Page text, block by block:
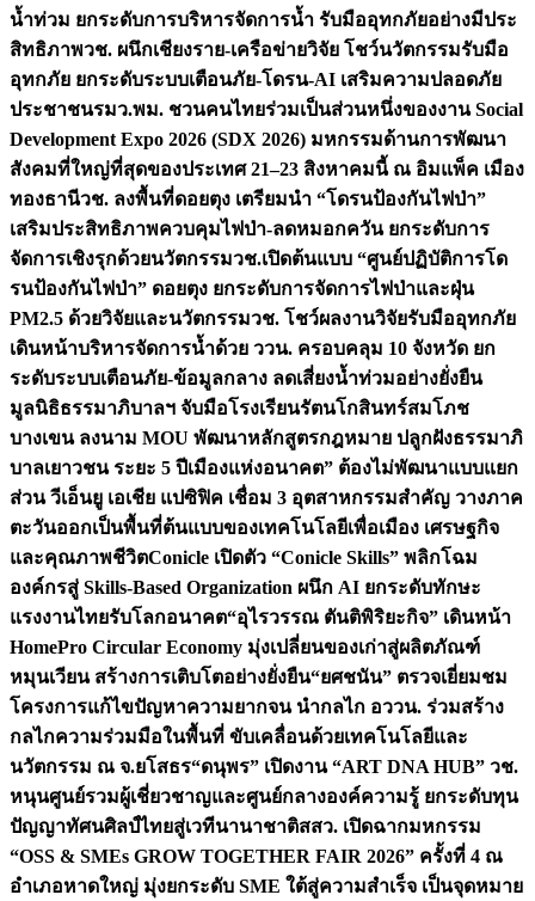
น้ำท่วม ยกระดับการบริหารจัดการน้ำ รับมืออุทกภัยอย่างมีประ
สิทธิภาพวช. ผนึกเชียงราย-เครือข่ายวิจัย โชว์นวัตกรรมรับมือ
อุทกภัย ยกระดับระบบเตือนภัย-โดรน-AI เสริมความปลอดภัย
ประชาชนรมว.พม. ชวนคนไทยร่วมเป็นส่วนหนึ่งของงาน Social
Development Expo 2026 (SDX 2026) มหกรรมด้านการพัฒนา
สังคมที่ใหญ่ที่สุดของประเทศ 21–23 สิงหาคมนี้ ณ อิมแพ็ค เมือง
ทองธานีวช. ลงพื้นที่ดอยตุง เตรียมนำ “โดรนป้องกันไฟป่า”
เสริมประสิทธิภาพควบคุมไฟป่า-ลดหมอกควัน ยกระดับการ
จัดการเชิงรุกด้วยนวัตกรรมวช.เปิดต้นแบบ “ศูนย์ปฏิบัติการโด
รนป้องกันไฟป่า” ดอยตุง ยกระดับการจัดการไฟป่าและฝุ่น
PM2.5 ด้วยวิจัยและนวัตกรรมวช. โชว์ผลงานวิจัยรับมืออุทกภัย
เดินหน้าบริหารจัดการน้ำด้วย ววน. ครอบคลุม 10 จังหวัด ยก
ระดับระบบเตือนภัย-ข้อมูลกลาง ลดเสี่ยงน้ำท่วมอย่างยั่งยืน
มูลนิธิธรรมาภิบาลฯ จับมือโรงเรียนรัตนโกสินทร์สมโภช
บางเขน ลงนาม MOU พัฒนาหลักสูตรกฎหมาย ปลูกฝังธรรมาภิ
บาลเยาวชน ระยะ 5 ปีเมืองแห่งอนาคต” ต้องไม่พัฒนาแบบแยก
ส่วน วีเอ็นยู เอเชีย แปซิฟิค เชื่อม 3 อุตสาหกรรมสำคัญ วางภาค
ตะวันออกเป็นพื้นที่ต้นแบบของเทคโนโลยีเพื่อเมือง เศรษฐกิจ
และคุณภาพชีวิตConicle เปิดตัว “Conicle Skills” พลิกโฉม
องค์กรสู่ Skills-Based Organization ผนึก AI ยกระดับทักษะ
แรงงานไทยรับโลกอนาคต“อุไรวรรณ ตันติพิริยะกิจ” เดินหน้า
HomePro Circular Economy มุ่งเปลี่ยนของเก่าสู่ผลิตภัณฑ์
หมุนเวียน สร้างการเติบโตอย่างยั่งยืน“ยศชนัน” ตรวจเยี่ยมชม
โครงการแก้ไขปัญหาความยากจน นำกลไก อววน. ร่วมสร้าง
กลไกความร่วมมือในพื้นที่ ขับเคลื่อนด้วยเทคโนโลยีและ
นวัตกรรม ณ จ.ยโสธร“ดนุพร” เปิดงาน “ART DNA HUB” วช.
หนุนศูนย์รวมผู้เชี่ยวชาญและศูนย์กลางองค์ความรู้ ยกระดับทุน
ปัญญาทัศนศิลป์ไทยสู่เวทีนานาชาติสสว. เปิดฉากมหกรรม
“OSS & SMEs GROW TOGETHER FAIR 2026” ครั้งที่ 4 ณ
อำเภอหาดใหญ่ มุ่งยกระดับ SME ใต้สู่ความสำเร็จ เป็นจุดหมาย